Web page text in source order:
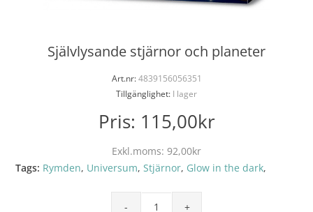
Självlysande stjärnor och planeter
Art.nr:4839156056351
Tillgänglighet: I lager
Pris: 115,00kr
Exkl.moms: 92,00kr
Tags: Rymden, Universum,Stjärnor, Glow in the dark,